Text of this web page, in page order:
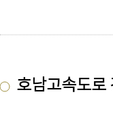
호남고속도로